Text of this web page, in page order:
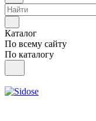
Каталог
По всему сайту
По каталогу